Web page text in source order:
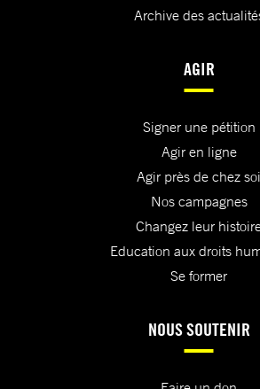
Archive des
AGIR
Signer une pétition
Agir en ligne
Agir près de chez soi
Nos campagnes
Changez leur
Education aux droits
Se former
NOUS SOUTENIR